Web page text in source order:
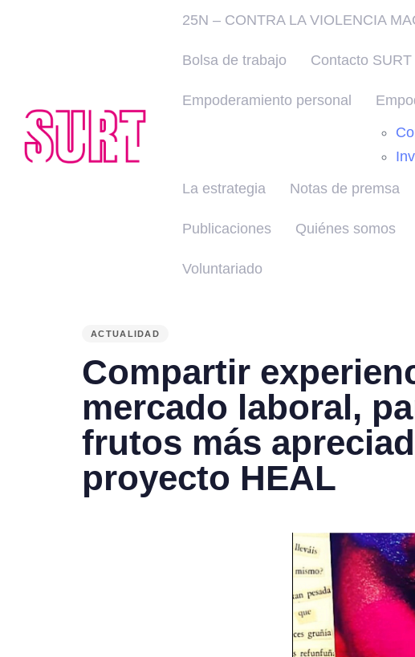
25N – CONTRA LA VIOLENCIA
Bolsa de trabajo Contacto SURT
Empoderamiento personal
La estrategia Notas de premsa
Publicaciones Quiénes somos
Voluntariado
ACTUALIDAD
Compartir
mercado laboral,
frutos más
proyecto HEAL